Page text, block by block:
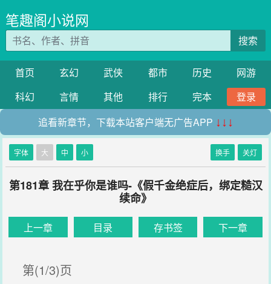
笔趣阁小说网
搜索
首页 玄幻 武侠 都市 历史
网游
科幻
言情 其他 排行 完本
登录
追看新章节，下载本站客户端无广告APP ↓↓↓
字体 大 中 小 换手 关灯
第181章 我在乎你是谁吗-《假千金绝症后，绑定糙汉
续命》
上一章 目录 存书签 下一章
第(1/3)页